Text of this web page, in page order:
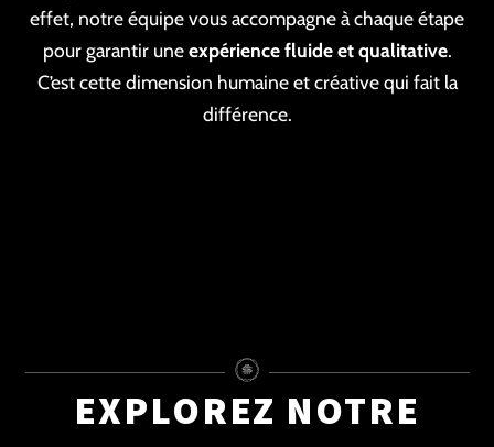
effet, notre équipe vous accompagne à chaque étape
pour garantir uneexpérience fluide et qualitative.
C’est cette dimension humaine et créative qui fait la
différence.
EXPLOREZ NOTRE